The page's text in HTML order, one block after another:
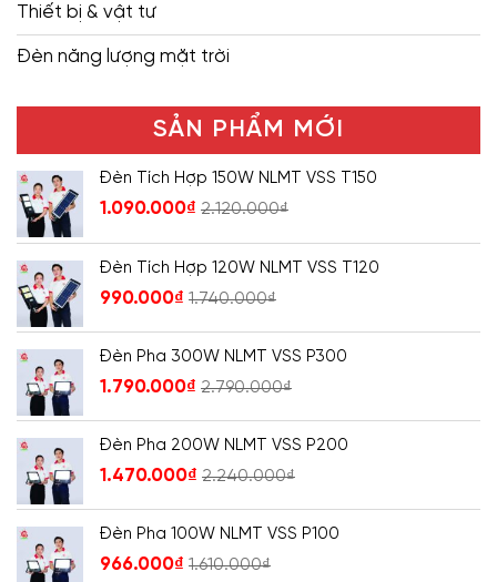
Thiết bị & vật tư
Đèn năng lượng mặt trời
SẢN PHẨM MỚI
Đèn Tích Hợp 150W NLMT VSS T150
1.090.000₫ 2.120.000₫
Đèn Tích Hợp 120W NLMT VSS T120
990.000₫ 1.740.000₫
Đèn Pha 300W NLMT VSS P300
1.790.000₫ 2.790.000₫
Đèn Pha 200W NLMT VSS P200
1.470.000₫ 2.240.000₫
Đèn Pha 100W NLMT VSS P100
966.000₫ 1.610.000₫